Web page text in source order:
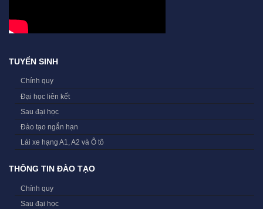
TUYỂN SINH
Chính quy
Đại học liên kết
Sau đại học
Đào tạo ngắn hạn
Lái xe hạng A1, A2 và Ô tô
THÔNG TIN ĐÀO TẠO
Chính quy
Sau đại học